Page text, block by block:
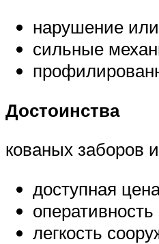
нарушение
сильные
Достоинства
кованых заборов
доступная
легкость